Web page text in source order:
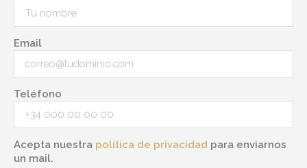
Email
Teléfono
Acepta nuestra política de privacidad para enviarnos
un mail.